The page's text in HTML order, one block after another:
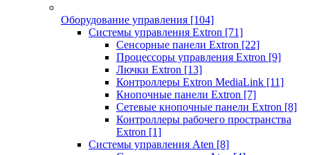
Оборудование управления [104]
Системы управления Extron [71]
Сенсорные панели Extron [22]
Процессоры управления Extron [9]
Лючки Extron [13]
Контроллеры Extron MediaLink [11]
Кнопочные панели Extron [7]
Сетевые кнопочные панели Extron [8]
Контроллеры рабочего пространства
Extron [1]
Системы управления Aten [8]